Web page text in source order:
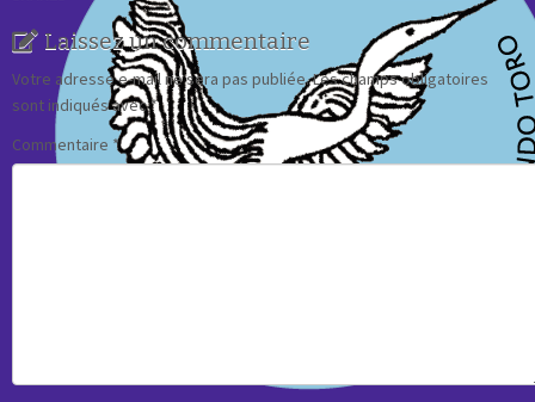
Laissez un commentaire
Votre adresse e-mail ne sera pas publiée.Les champs obligatoires
sont indiqués avec*
Commentaire *